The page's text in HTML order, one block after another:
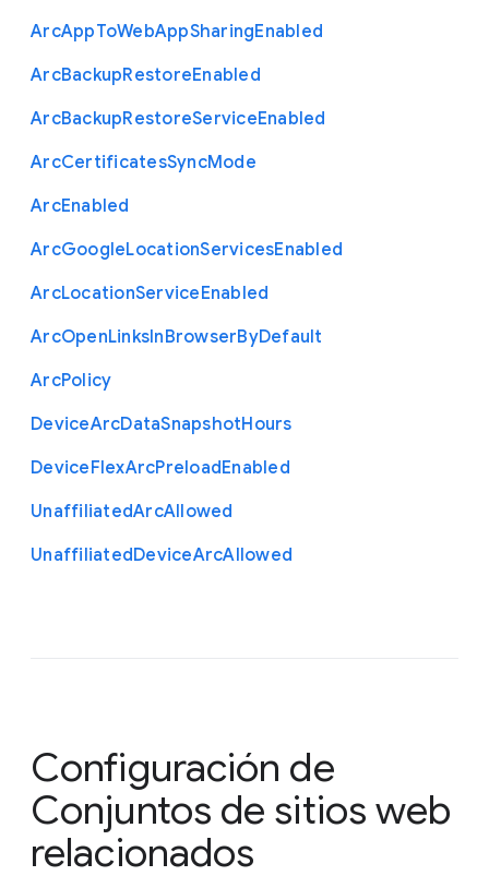
ArcAppToWebAppSharingEnabled
ArcBackupRestoreEnabled
ArcBackupRestoreServiceEnabled
ArcCertificatesSyncMode
ArcEnabled
ArcGoogleLocationServicesEnabled
ArcLocationServiceEnabled
ArcOpenLinksInBrowserByDefault
ArcPolicy
DeviceArcDataSnapshotHours
DeviceFlexArcPreloadEnabled
UnaffiliatedArcAllowed
UnaffiliatedDeviceArcAllowed
Configuración de
Conjuntos de sitios web
relacionados